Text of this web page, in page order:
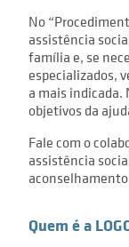
No
assistência
família e, se
especializados,
a mais indicada.
objetivos da
Fale com o
assistência
Quem é a